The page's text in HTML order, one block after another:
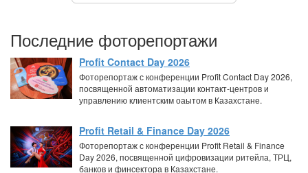
Последние фоторепортажи
Profit Contact Day 2026
Фоторепортаж с конференции Profit Contact Day 2026,
посвященной автоматизации контакт-центров и
управлению клиентским оаытом в Казахстане.
Profit Retail & Finance Day 2026
Фоторепортаж с конференции Profit Retail & Finance
Day 2026, посвященной цифровизации ритейла, ТРЦ,
банков и финсектора в Казахстане.